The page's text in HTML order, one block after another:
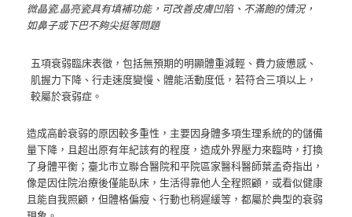
微晶瓷.晶亮瓷具有填補功能，可改善皮膚凹陷、不滿飽的情況，
如鼻子或下巴不夠尖挺等問題
五項衰弱臨床表徵，包括無預期的明顯體重減輕、費力疲憊感、
肌握力下降、行走速度變慢、體能活動度低，若符合三項以上，
較屬於衰弱症。
造成高齡衰弱的原因較多重性，主要因身體多項生理系統的的儲備
量下降，且超出原有年紀該有的程度，造成外界壓力來臨時，打換
了身體平衡；臺北市立聯合醫院和平院區家醫科醫師葉孟奇指出，
像是因住院治療後僅能臥床，生活得靠他人全程照顧，或看似健康
且能自我照顧，但體格偏瘦、行動也稍遲緩等，都屬於典型的衰弱